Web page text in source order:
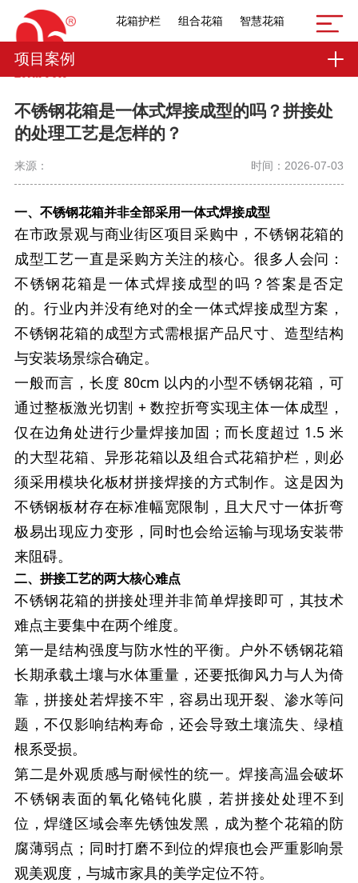
花箱护栏 组合花箱 智慧花箱
项目案例
不锈钢花箱是一体式焊接成型的吗？拼接处
的处理工艺是怎样的？
来源： 时间：2026-07-03
一、不锈钢花箱并非全部采用一体式焊接成型
在市政景观与商业街区项目采购中，不锈钢花箱的
成型工艺一直是采购方关注的核心。很多人会问：
不锈钢花箱是一体式焊接成型的吗？答案是否定
的。行业内并没有绝对的全一体式焊接成型方案，
不锈钢花箱的成型方式需根据产品尺寸、造型结构
与安装场景综合确定。
一般而言，长度 80cm 以内的小型不锈钢花箱，可
通过整板激光切割 + 数控折弯实现主体一体成型，
仅在边角处进行少量焊接加固；而长度超过 1.5 米
的大型花箱、异形花箱以及组合式花箱护栏，则必
须采用模块化板材拼接焊接的方式制作。这是因为
不锈钢板材存在标准幅宽限制，且大尺寸一体折弯
极易出现应力变形，同时也会给运输与现场安装带
来阻碍。
二、拼接工艺的两大核心难点
不锈钢花箱的拼接处理并非简单焊接即可，其技术
难点主要集中在两个维度。
第一是结构强度与防水性的平衡。户外不锈钢花箱
长期承载土壤与水体重量，还要抵御风力与人为倚
靠，拼接处若焊接不牢，容易出现开裂、渗水等问
题，不仅影响结构寿命，还会导致土壤流失、绿植
根系受损。
第二是外观质感与耐候性的统一。焊接高温会破坏
不锈钢表面的氧化铬钝化膜，若拼接处处理不到
位，焊缝区域会率先锈蚀发黑，成为整个花箱的防
腐薄弱点；同时打磨不到位的焊痕也会严重影响景
观美观度，与城市家具的美学定位不符。